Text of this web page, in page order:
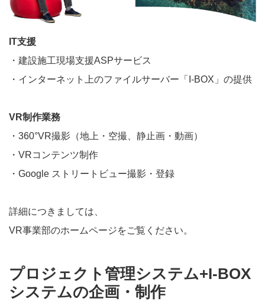
IT支援
・建設施工現場支援ASPサービス
・インターネット上のファイルサーバー「I-BOX」の提供
VR制作業務
・360°VR撮影（地上・空撮、静止画・動画）
・VRコンテンツ制作
・Google ストリートビュー撮影・登録
詳細につきましては、
VR事業部のホームページをご覧ください。
プロジェクト管理システム+I-BOX
システムの企画・制作